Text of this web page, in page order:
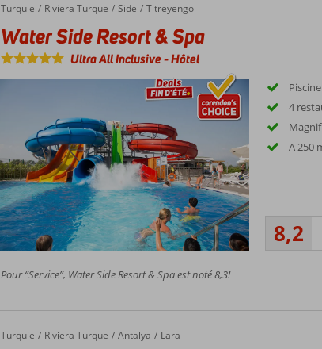
Accueil
Turquie Riviera Turque Side Titreyengol
Water Side Resort & Spa
Water Side Resort & Spa
Ultra All Inclusive-Hôtel
4
A 250
8,2
Pour “Service”, Water Side Resort & Spa est noté 8,3!
Accueil
Turquie Riviera Turque Antalya Lara
Aska Lara Resort & Spa